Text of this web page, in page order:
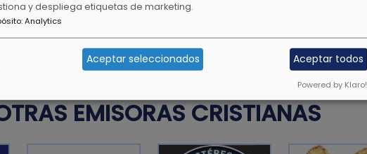
EMISORAS CRISTIANAS
y despliega etiquetas de marketing.
:Analytics
Aceptar seleccionados Aceptar todos
Powered by Klaro!